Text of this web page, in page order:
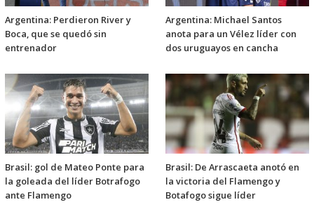
Argentina: Perdieron River y
Boca, que se quedó sin
entrenador
Argentina: Michael Santos
anota para un Vélez líder con
dos uruguayos en cancha
Brasil: gol de Mateo Ponte para
la goleada del líder Botrafogo
ante Flamengo
Brasil: De Arrascaeta anotó en
la victoria del Flamengo y
Botafogo sigue líder